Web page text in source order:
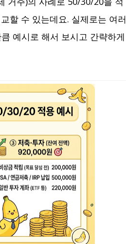
할 수 있는데요. 실제로는 여러
예시로 해서 보시고 간략하게